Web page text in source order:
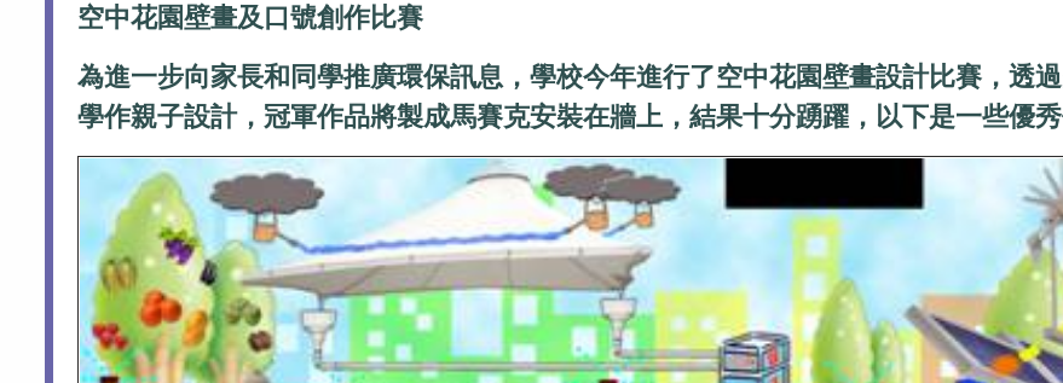
空中花園壁畫及口號創作比賽
為進一步向家長和同學推廣環保訊息，學校今年進行了空中花園壁畫設計比賽，透
學作親子設計，冠軍作品將製成馬賽克安裝在牆上，結果十分踴躍，以下是一些優秀